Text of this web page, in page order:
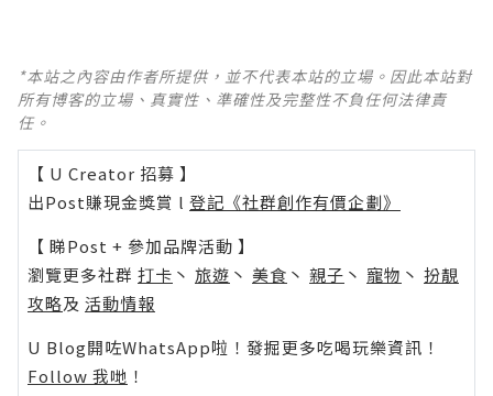
*本站之內容由作者所提供，並不代表本站的立場。因此本站對
所有博客的立場、真實性、準確性及完整性不負任何法律責
任。
【 U Creator 招募 】
出Post賺現金獎賞 l 登記《社群創作有價企劃》
【 睇Post + 參加品牌活動 】
瀏覽更多社群 打卡 丶 旅遊 丶 美食 丶 親子 丶 寵物 丶 扮靚
攻略及 活動情報
U Blog開咗WhatsApp啦！發掘更多吃喝玩樂資訊！
Follow 我哋 ！